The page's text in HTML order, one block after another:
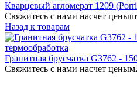
Кварцевый агломерат 1209
Свяжитесь с нами насчет цены
Назад к товарам
Гранитная брусчатка G3762 -
Свяжитесь с нами насчет цены